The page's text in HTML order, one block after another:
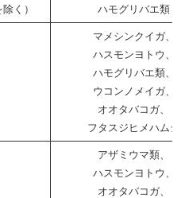
除く）
ハモグリバエ類
マメシンクイガ、
ハスモンヨトウ、
ハモグリバエ類、
ウコンノメイガ、
オオタバコガ、
フタスジヒメハムシ
アザミウマ類、
ハスモンヨトウ、
オオタバコガ、